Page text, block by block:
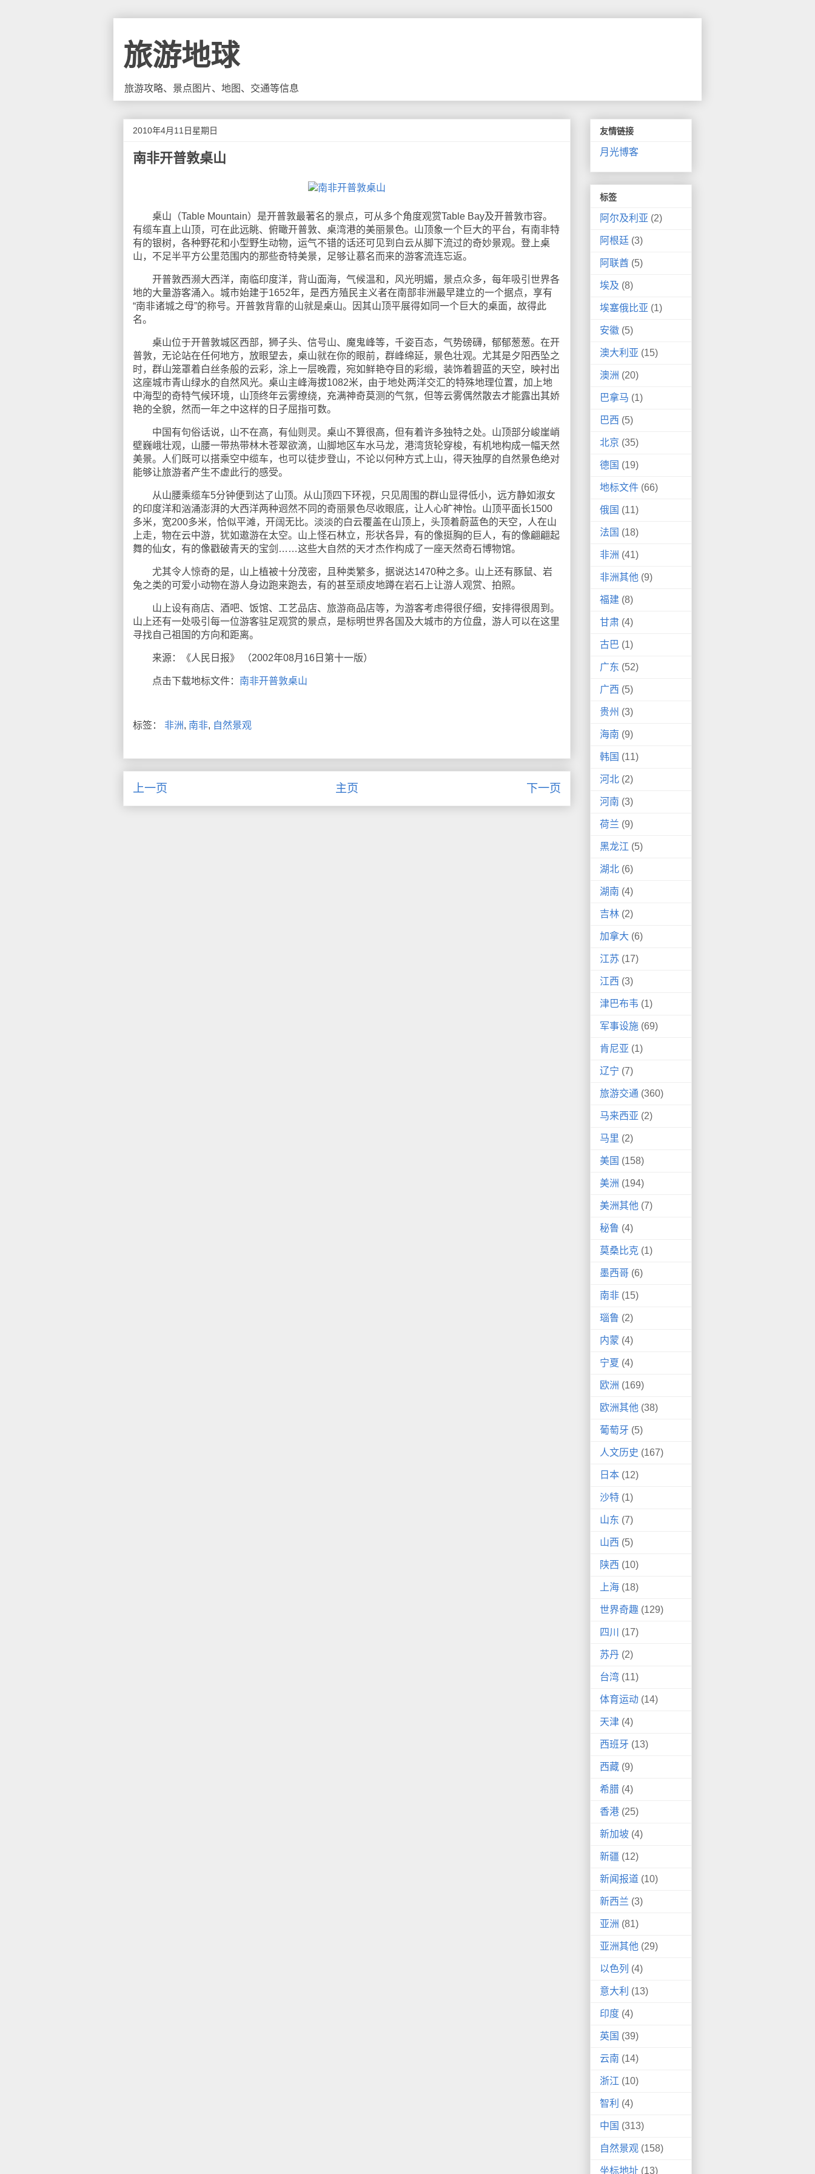
旅游地球
旅游攻略、景点图片、地图、交通等信息
2010年4月11日星期日
南非开普敦桌山
桌山（Table Mountain）是开普敦最著名的景点，可从多个角度观赏Table Bay及开普敦市容。
有缆车直上山顶，可在此远眺、俯瞰开普敦、桌湾港的美丽景色。山顶象一个巨大的平台，有南非特
有的银树，各种野花和小型野生动物，运气不错的话还可见到白云从脚下流过的奇妙景观。登上桌
山，不足半平方公里范围内的那些奇特美景，足够让慕名而来的游客流连忘返。
开普敦西濒大西洋，南临印度洋，背山面海，气候温和，风光明媚，景点众多，每年吸引世界各
地的大量游客涌入。城市始建于1652年，是西方殖民主义者在南部非洲最早建立的一个据点，享有
“南非诸城之母”的称号。开普敦背靠的山就是桌山。因其山顶平展得如同一个巨大的桌面，故得此
名。
桌山位于开普敦城区西部，狮子头、信号山、魔鬼峰等，千姿百态，气势磅礴，郁郁葱葱。在开
普敦，无论站在任何地方，放眼望去，桌山就在你的眼前，群峰绵延，景色壮观。尤其是夕阳西坠之
时，群山笼罩着白丝条般的云彩，涂上一层晚霞，宛如鲜艳夺目的彩缎，装饰着碧蓝的天空，映衬出
这座城市青山绿水的自然风光。桌山主峰海拔1082米，由于地处两洋交汇的特殊地理位置，加上地
中海型的奇特气候环境，山顶终年云雾缭绕，充满神奇莫测的气氛，但等云雾偶然散去才能露出其娇
艳的全貌，然而一年之中这样的日子屈指可数。
中国有句俗话说，山不在高，有仙则灵。桌山不算很高，但有着许多独特之处。山顶部分峻崖峭
壁巍峨壮观，山腰一带热带林木苍翠欲滴，山脚地区车水马龙，港湾货轮穿梭，有机地构成一幅天然
美景。人们既可以搭乘空中缆车，也可以徒步登山，不论以何种方式上山，得天独厚的自然景色绝对
能够让旅游者产生不虚此行的感受。
从山腰乘缆车5分钟便到达了山顶。从山顶四下环视，只见周围的群山显得低小，远方静如淑女
的印度洋和汹涌澎湃的大西洋两种迥然不同的奇丽景色尽收眼底，让人心旷神怡。山顶平面长1500
多米，宽200多米，恰似平滩，开阔无比。淡淡的白云覆盖在山顶上，头顶着蔚蓝色的天空，人在山
上走，物在云中游，犹如遨游在太空。山上怪石林立，形状各异，有的像挺胸的巨人，有的像翩翩起
舞的仙女，有的像戳破青天的宝剑……这些大自然的天才杰作构成了一座天然奇石博物馆。
尤其令人惊奇的是，山上植被十分茂密，且种类繁多，据说达1470种之多。山上还有豚鼠、岩
兔之类的可爱小动物在游人身边跑来跑去，有的甚至顽皮地蹲在岩石上让游人观赏、拍照。
山上设有商店、酒吧、饭馆、工艺品店、旅游商品店等，为游客考虑得很仔细，安排得很周到。
山上还有一处吸引每一位游客驻足观赏的景点，是标明世界各国及大城市的方位盘，游人可以在这里
寻找自己祖国的方向和距离。
来源：《人民日报》 （2002年08月16日第十一版）
点击下载地标文件： 南非开普敦桌山
标签： 非洲, 南非, 自然景观
上一页 下一页
主页
友情链接
月光博客
标签
阿尔及利亚 (2)
阿根廷 (3)
阿联酋 (5)
埃及 (8)
埃塞俄比亚 (1)
安徽 (5)
澳大利亚 (15)
澳洲 (20)
巴拿马 (1)
巴西 (5)
北京 (35)
德国 (19)
地标文件 (66)
俄国 (11)
法国 (18)
非洲 (41)
非洲其他 (9)
福建 (8)
甘肃 (4)
古巴 (1)
广东 (52)
广西 (5)
贵州 (3)
海南 (9)
韩国 (11)
河北 (2)
河南 (3)
荷兰 (9)
黑龙江 (5)
湖北 (6)
湖南 (4)
吉林 (2)
加拿大 (6)
江苏 (17)
江西 (3)
津巴布韦 (1)
军事设施 (69)
肯尼亚 (1)
辽宁 (7)
旅游交通 (360)
马来西亚 (2)
马里 (2)
美国 (158)
美洲 (194)
美洲其他 (7)
秘鲁 (4)
莫桑比克 (1)
墨西哥 (6)
南非 (15)
瑙鲁 (2)
内蒙 (4)
宁夏 (4)
欧洲 (169)
欧洲其他 (38)
葡萄牙 (5)
人文历史 (167)
日本 (12)
沙特 (1)
山东 (7)
山西 (5)
陕西 (10)
上海 (18)
世界奇趣 (129)
四川 (17)
苏丹 (2)
台湾 (11)
体育运动 (14)
天津 (4)
西班牙 (13)
西藏 (9)
希腊 (4)
香港 (25)
新加坡 (4)
新疆 (12)
新闻报道 (10)
新西兰 (3)
亚洲 (81)
亚洲其他 (29)
以色列 (4)
意大利 (13)
印度 (4)
英国 (39)
云南 (14)
浙江 (10)
智利 (4)
中国 (313)
自然景观 (158)
坐标地址 (13)